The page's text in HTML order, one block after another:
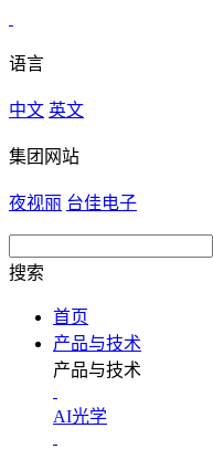
语言
中文 英文
集团网站
夜视丽 台佳电子
搜索
首页
产品与技术
产品与技术
AI光学